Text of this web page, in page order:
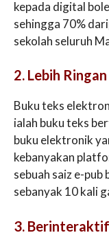
kepada digital
sehingga 70%
sekolah seluruh
2. Lebih
Buku teks
ialah buku teks
buku elektronik
kebanyakan
sebuah saiz e-
sebanyak 10 kali
3. Berinteraktif